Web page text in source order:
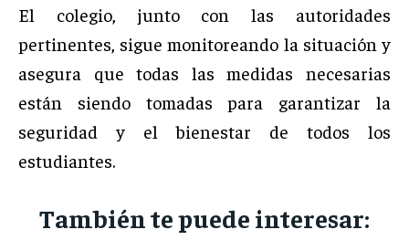
El colegio, junto con las autoridades
pertinentes, sigue monitoreando la situación y
asegura que todas las medidas necesarias
están siendo tomadas para garantizar la
seguridad y el bienestar de todos los
estudiantes.
También te puede interesar: